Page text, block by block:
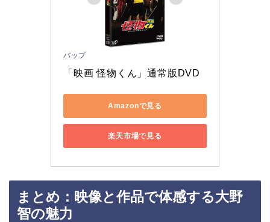
バップ
「映画 怪物くん」通常版DVD
Amazonで見る
楽天市場で見る
まとめ：映像と作品で体感する大野
智の魅力